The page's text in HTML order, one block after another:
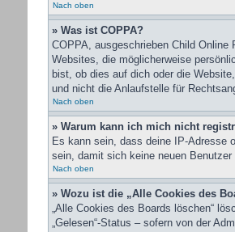
Nach oben
» Was ist COPPA?
COPPA, ausgeschrieben Child
Websites, die möglicherweise
bist, ob dies auf dich oder die
und nicht die Anlaufstelle für
Nach oben
» Warum kann ich mich nicht
Es kann sein, dass deine IP-Adresse
sein, damit sich keine neuen
Nach oben
» Wozu ist die „Alle Cookies des
„Alle Cookies des Boards löschen“
„Gelesen“-Status – sofern von der